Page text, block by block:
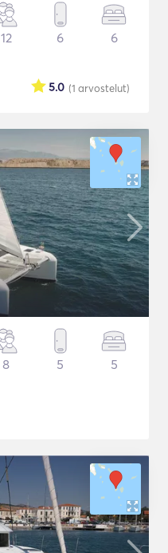
12 6 6
(1 arvostelut)
5.0
8 5 5